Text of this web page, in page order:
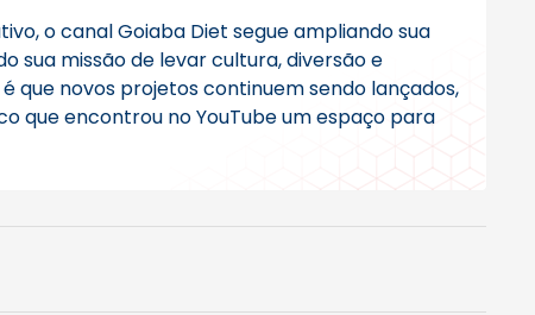
o canal Goiaba Diet segue ampliando sua
sua missão de levar cultura, diversão e
que novos projetos continuem sendo lançados,
que encontrou no YouTube um espaço para